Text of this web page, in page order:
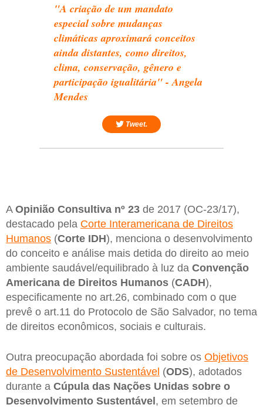
"A criação de um mandato
especial sobre mudanças
climáticas aproximará conceitos
ainda distantes, como direitos,
clima, conservação, gênero e
participação igualitária" - Angela
Mendes
Tweet.
A Opinião Consultiva nº 23 de 2017 (OC-23/17),
destacado pela Corte Interamericana de Direitos
Humanos (Corte IDH), menciona o desenvolvimento
do conceito e análise mais detida do direito ao meio
ambiente saudável/equilibrado à luz da Convenção
Americana de Direitos Humanos (CADH),
especificamente no art.26, combinado com o que
prevê o art.11 do Protocolo de São Salvador, no tema
de direitos econômicos, sociais e culturais.
Outra preocupação abordada foi sobre os Objetivos
de Desenvolvimento Sustentável (ODS), adotados
durante a Cúpula das Nações Unidas sobre o
Desenvolvimento Sustentável , em setembro de